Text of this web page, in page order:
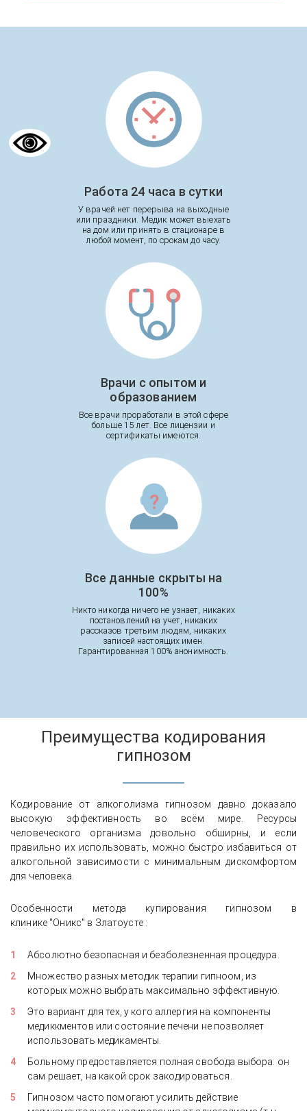
Работа 24 часа в сутки
У врачей нет перерыва на выходные
или праздники. Медик может выехать
на дом или принять в стационаре в
любой момент, по срокам до часу.
Врачи с опытом и
образованием
Все врачи проработали в этой сфере
больше 15 лет. Все лицензии и
сертификаты имеются.
Все данные скрыты на
100%
Никто никогда ничего не узнает, никаких
постановлений на учет, никаких
рассказов третьим людям, никаких
записей настоящих имен.
Гарантированная 100% анонимность.
Преимущества кодирования
гипнозом
Кодирование от алкоголизма гипнозом давно доказало
высокую эффективность во всём мире. Ресурсы
человеческого организма довольно обширны, и если
правильно их использовать, можно быстро избавиться от
алкогольной зависимости с минимальным дискомфортом
для человека.
Особенности метода купирования гипнозом в
клинике "Оникс" в Златоусте :
Абсолютно безопасная и безболезненная процедура.
Множество разных методик терапии гипноом, из
которых можно выбрать максимально эффективную.
Это вариант для тех, у кого аллергия на компоненты
медиккментов или состояние печени не позволяет
использовать медикаменты.
Больному предоставляется полная свобода выбора: он
сам решает, на какой срок закодироваться.
Гипнозом часто помогают усилить действие